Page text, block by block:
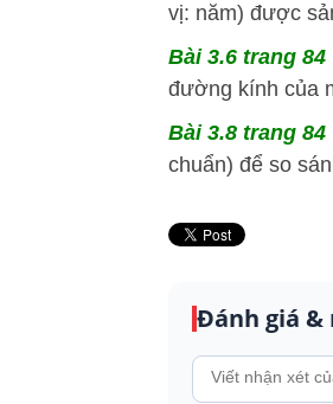
vị: năm) được
Bài 3.6 trang
đường kính của
Bài 3.8 trang
chuẩn) để so
Đánh giá &